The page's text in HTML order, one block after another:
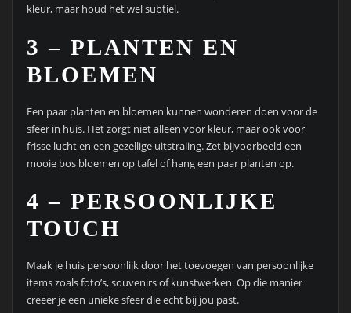
kleur, maar houd het wel subtiel.
3 – PLANTEN EN
BLOEMEN
Een paar planten en bloemen kunnen wonderen doen voor de
sfeer in huis. Het zorgt niet alleen voor kleur, maar ook voor
frisse lucht en een gezellige uitstraling. Zet bijvoorbeeld een
mooie bos bloemen op tafel of hang een paar planten op.
4 – PERSOONLIJKE
TOUCH
Maak je huis persoonlijk door het toevoegen van persoonlijke
items zoals foto’s, souvenirs of kunstwerken. Op die manier
creëer je een unieke sfeer die echt bij jou past.